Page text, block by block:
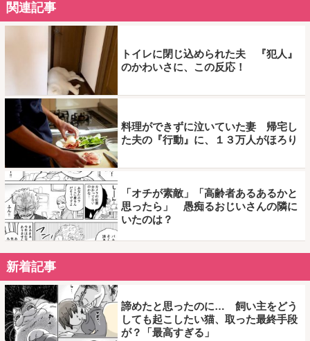
関連記事
トイレに閉じ込められた夫 『犯人』
のかわいさに、この反応！
料理ができずに泣いていた妻 帰宅し
た夫の『行動』に、１３万人がほろり
「オチが素敵」「高齢者あるあるかと
思ったら」 愚痴るおじいさんの隣に
いたのは？
新着記事
諦めたと思ったのに… 飼い主をどう
しても起こしたい猫、取った最終手段
が？「最高すぎる」